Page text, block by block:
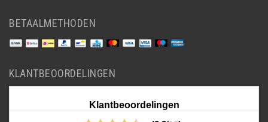
BETAALMETHODEN
KLANTBEOORDELINGEN
Klantbeoordelingen